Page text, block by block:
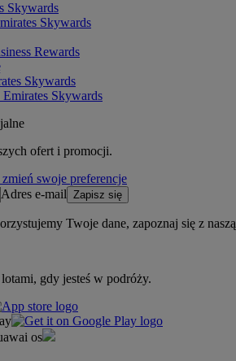
Skywards
Skywards
Rewards
Skywards
Skywards
ofert i promocji.
swoje preferencje
Adres e-mail Zapisz się
Twoje dane, zapoznaj się z naszą
gdy jesteś w podróży.
os